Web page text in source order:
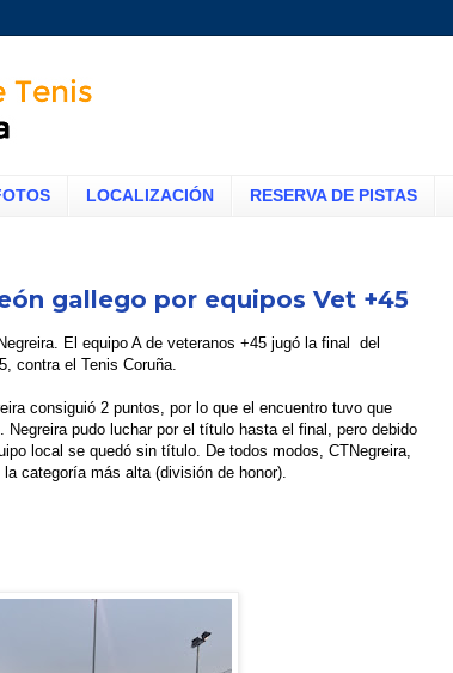
LOCALIZACIÓN RESERVA DE PISTAS
gallego por equipos Vet +45
El equipo A de veteranos +45 jugó la final del
contra el Tenis Coruña.
consiguió 2 puntos, por lo que el encuentro tuvo que
pudo luchar por el título hasta el final, pero debido
local se quedó sin título. De todos modos, CTNegreira,
categoría más alta (división de honor).